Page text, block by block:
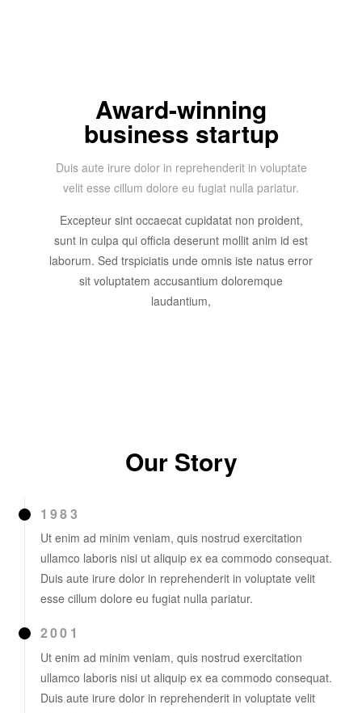
Award-winning
business startup
Duis aute irure dolor in reprehenderit in voluptate
velit esse cillum dolore eu fugiat nulla pariatur.
Excepteur sint occaecat cupidatat non proident,
sunt in culpa qui officia deserunt mollit anim id est
laborum. Sed trspiciatis unde omnis iste natus error
sit voluptatem accusantium doloremque
laudantium,
Our Story
1983
Ut enim ad minim veniam, quis nostrud exercitation
ullamco laboris nisi ut aliquip ex ea commodo consequat.
Duis aute irure dolor in reprehenderit in voluptate velit
esse cillum dolore eu fugiat nulla pariatur.
2001
Ut enim ad minim veniam, quis nostrud exercitation
ullamco laboris nisi ut aliquip ex ea commodo consequat.
Duis aute irure dolor in reprehenderit in voluptate velit